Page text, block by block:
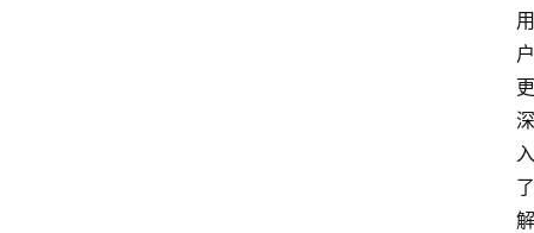
用
户
更
深
入
了
解